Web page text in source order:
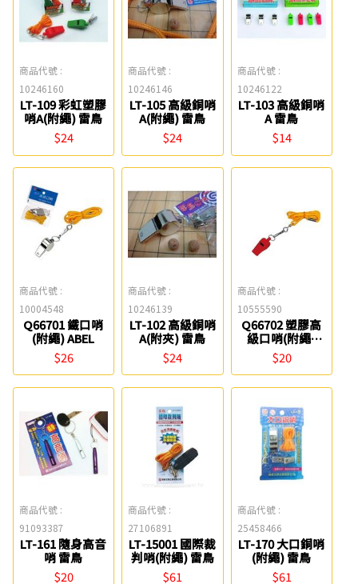
商品代號 :
10246160
LT-109 彩虹塑膠
哨A(附繩) 雷鳥
$24
商品代號 :
10246146
LT-105 高級銅哨
A(附繩) 雷鳥
$24
商品代號 :
10246122
LT-103 高級銅哨
A 雷鳥
$14
商品代號 :
10004548
Q66701 鐵口哨
(附繩) ABEL
$26
商品代號 :
10246139
LT-102 高級銅哨
A(附夾) 雷鳥
$24
商品代號 :
10555590
Q66702 塑膠高
級口哨(附繩)
ABEL
$20
商品代號 :
91093387
LT-161 隨身高音
哨 雷鳥
$20
商品代號 :
27106891
LT-15001 國際裁
判哨(附繩) 雷鳥
$61
商品代號 :
25458466
LT-170 大口銅哨
(附繩) 雷鳥
$61